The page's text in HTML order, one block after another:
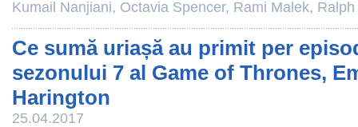
Kumail Nanjiani, Octavia Spencer, Rami Malek,
Ce sumă uriașă au primit per
sezonului 7 al Game of Thrones,
Harington
25.04.2017